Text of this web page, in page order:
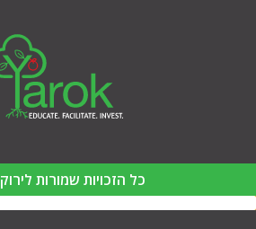
כל הזכויות שמורות לירוק 2022